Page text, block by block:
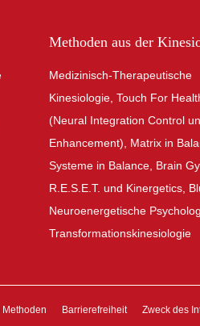
Methoden aus der
Medizinisch-Therapeutische
Kinesiologie, Touch For
(Neural Integration Control
Enhancement), Matrix in
Systeme in Balance, Brain
R.E.S.E.T. und Kinergetics,
Neuroenergetische
Transformationskinesiologie
Barrierefreiheit Zweck des